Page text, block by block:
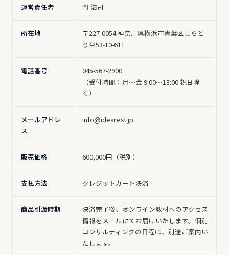
運営責任者 門 浩司
所在地
〒227-0054 神奈川県横浜市青葉区しらと
り台53-10-611
電話番号
045-567-2900
（受付時間：月〜金 9:00〜18:00 祝日除
く）
メールアドレ
ス
info@idearest.jp
販売価格 600,000円（税別）
支払方法 クレジットカード決済
商品引渡時期
決済完了後、オンライン教材へのアクセス
情報をメールにてお届けいたします。個別
コンサルティングの日程は、別途ご案内い
たします。